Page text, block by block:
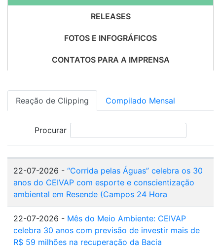
RELEASES
FOTOS E INFOGRÁFICOS
CONTATOS PARA A IMPRENSA
Reação de Clipping Compilado Mensal
Procurar
22-07-2026 - “Corrida pelas Águas” celebra os 30
anos do CEIVAP com esporte e conscientização
ambiental em Resende (Campos 24 Hora
22-07-2026 - Mês do Meio Ambiente: CEIVAP
celebra 30 anos com previsão de investir mais de
R$ 59 milhões na recuperação da Bacia